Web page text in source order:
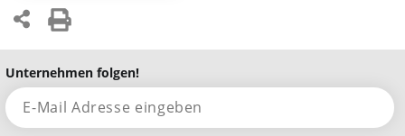
Unternehmen folgen!